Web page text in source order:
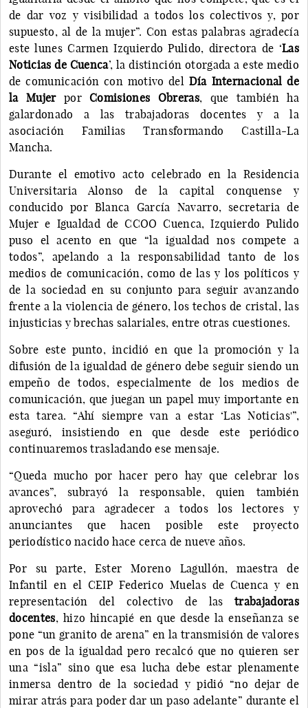
de dar voz y visibilidad a todos los colectivos y, por
supuesto, al de la mujer”. Con estas palabras agradecía
este lunes Carmen Izquierdo Pulido, directora de ‘Las
Noticias de Cuenca’, la distinción otorgada a este medio
de comunicación con motivo del Día Internacional de
la MujerporComisiones Obreras, que también ha
galardonado a las trabajadoras docentes y a la
asociación Familias Transformando Castilla-La
Mancha.
Durante el emotivo acto celebrado en la Residencia
Universitaria Alonso de la capital conquense y
conducido por Blanca García Navarro, secretaria de
Mujer e Igualdad de CCOO Cuenca, Izquierdo Pulido
puso el acento en que “la igualdad nos compete a
todos”, apelando a la responsabilidad tanto de los
medios de comunicación, como de las y los políticos y
de la sociedad en su conjunto para seguir avanzando
frente a la violencia de género, los techos de cristal, las
injusticias y brechas salariales, entre otras cuestiones.
Sobre este punto, incidió en que la promoción y la
difusión de la igualdad de género debe seguir siendo un
empeño de todos, especialmente de los medios de
comunicación, que juegan un papel muy importante en
esta tarea. “Ahí siempre van a estar ‘Las Noticias'”,
aseguró, insistiendo en que desde este periódico
continuaremos trasladando ese mensaje.
“Queda mucho por hacer pero hay que celebrar los
avances”, subrayó la responsable, quien también
aprovechó para agradecer a todos los lectores y
anunciantes que hacen posible este proyecto
periodístico nacido hace cerca de nueve años.
Por su parte, Ester Moreno Lagullón, maestra de
Infantil en el CEIP Federico Muelas de Cuenca y en
representación del colectivo de lastrabajadoras
docentes, hizo hincapié en que desde la enseñanza se
pone “un granito de arena” en la transmisión de valores
en pos de la igualdad pero recalcó que no quieren ser
una “isla” sino que esa lucha debe estar plenamente
inmersa dentro de la sociedad y pidió “no dejar de
mirar atrás para poder dar un paso adelante” durante el